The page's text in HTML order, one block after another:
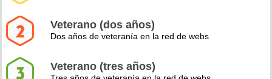
Veterano (dos años)
Dos años de veteranía en la red de webs
Veterano (tres años)